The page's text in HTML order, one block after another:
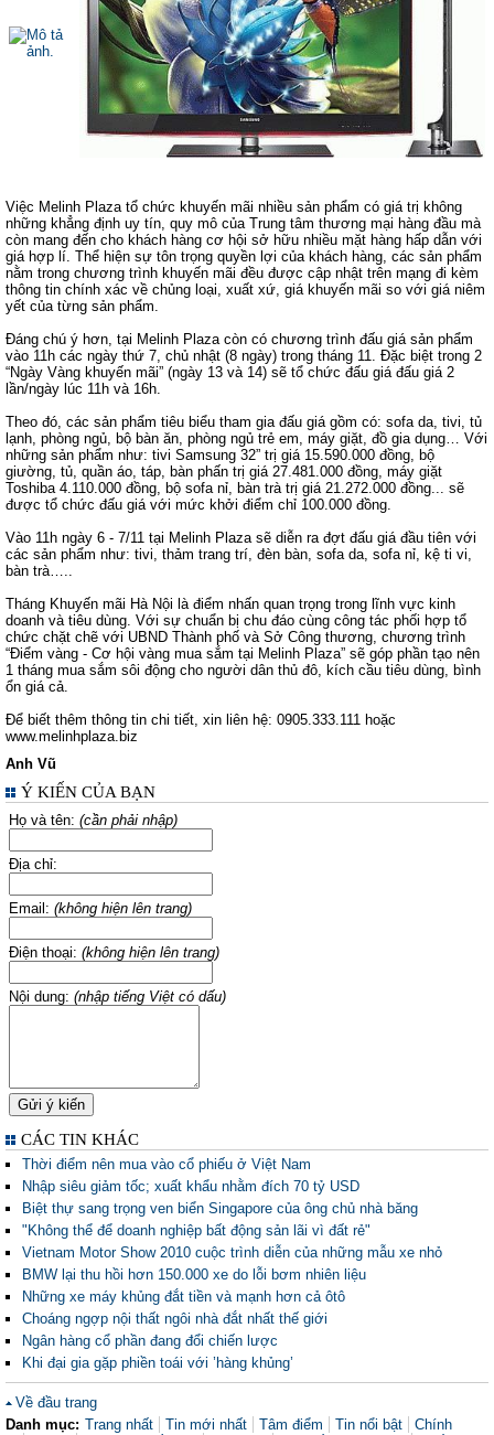
Việc Melinh Plaza tổ chức khuyến mãi nhiều sản phẩm có giá trị không
những khẳng định uy tín, quy mô của Trung tâm thương mại hàng đầu mà
còn mang đến cho khách hàng cơ hội sở hữu nhiều mặt hàng hấp dẫn với
giá hợp lí. Thể hiện sự tôn trọng quyền lợi của khách hàng, các sản phẩm
nằm trong chương trình khuyến mãi đều được cập nhật trên mạng đi kèm
thông tin chính xác về chủng loại, xuất xứ, giá khuyến mãi so với giá niêm
yết của từng sản phẩm.
Đáng chú ý hơn, tại Melinh Plaza còn có chương trình đấu giá sản phẩm
vào 11h các ngày thứ 7, chủ nhật (8 ngày) trong tháng 11. Đặc biệt trong 2
“Ngày Vàng khuyến mãi” (ngày 13 và 14) sẽ tổ chức đấu giá đấu giá 2
lần/ngày lúc 11h và 16h.
Theo đó, các sản phẩm tiêu biểu tham gia đấu giá gồm có: sofa da, tivi, tủ
lạnh, phòng ngủ, bộ bàn ăn, phòng ngủ trẻ em, máy giặt, đồ gia dụng… Với
những sản phẩm như: tivi Samsung 32” trị giá 15.590.000 đồng, bộ
giường, tủ, quần áo, táp, bàn phấn trị giá 27.481.000 đồng, máy giặt
Toshiba 4.110.000 đồng, bộ sofa nỉ, bàn trà trị giá 21.272.000 đồng... sẽ
được tổ chức đấu giá với mức khởi điểm chỉ 100.000 đồng.
Vào 11h ngày 6 - 7/11 tại Melinh Plaza sẽ diễn ra đợt đấu giá đầu tiên với
các sản phẩm như: tivi, thảm trang trí, đèn bàn, sofa da, sofa nỉ, kệ ti vi,
bàn trà…..
Tháng Khuyến mãi Hà Nội là điểm nhấn quan trọng trong lĩnh vực kinh
doanh và tiêu dùng. Với sự chuẩn bị chu đáo cùng công tác phối hợp tổ
chức chặt chẽ với UBND Thành phố và Sở Công thương, chương trình
“Điểm vàng - Cơ hội vàng mua sắm tại Melinh Plaza” sẽ góp phần tạo nên
1 tháng mua sắm sôi động cho người dân thủ đô, kích cầu tiêu dùng, bình
ổn giá cả.
Để biết thêm thông tin chi tiết, xin liên hệ: 0905.333.111 hoặc
www.melinhplaza.biz
Anh Vũ
Ý KIẾN CỦA BẠN
Họ và tên: (cần phải nhập)
Địa chỉ:
Email: (không hiện lên trang)
Điện thoại: (không hiện lên trang)
Nội dung: (nhập tiếng Việt có dấu)
CÁC TIN KHÁC
Thời điểm nên mua vào cổ phiếu ở Việt Nam
Nhập siêu giảm tốc; xuất khẩu nhằm đích 70 tỷ USD
Biệt thự sang trọng ven biển Singapore của ông chủ nhà băng
"Không thể để doanh nghiệp bất động sản lãi vì đất rẻ"
Vietnam Motor Show 2010 cuộc trình diễn của những mẫu xe nhỏ
BMW lại thu hồi hơn 150.000 xe do lỗi bơm nhiên liệu
Những xe máy khủng đắt tiền và mạnh hơn cả ôtô
Choáng ngợp nội thất ngôi nhà đắt nhất thế giới
Ngân hàng cổ phần đang đổi chiến lược
Khi đại gia gặp phiền toái với ’hàng khủng’
Về đầu trang
Danh mục: Trang nhất Tin mới nhất Tâm điểm Tin nổi bật
Chính